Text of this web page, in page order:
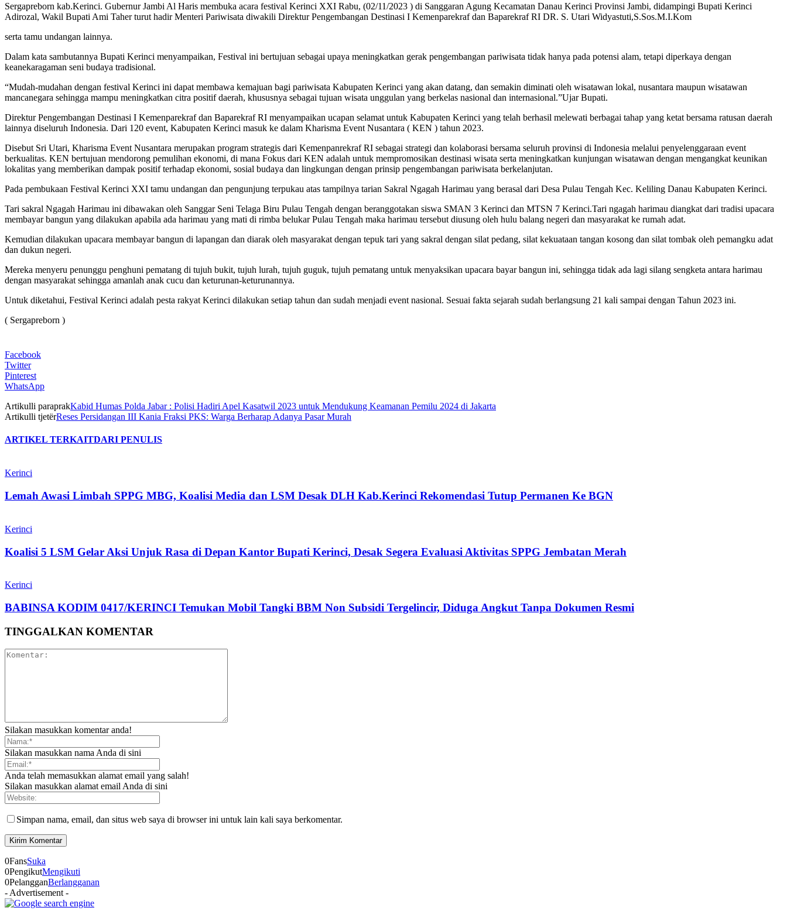
Sergapreborn kab.Kerinci. Gubernur Jambi Al Haris membuka acara festival Kerinci XXI Rabu, (02/11/2023 ) di Sanggaran Agung Kecamatan Danau Kerinci Provinsi Jambi, didampingi Bupati Kerinci
Adirozal, Wakil Bupati Ami Taher turut hadir Menteri Pariwisata diwakili Direktur Pengembangan Destinasi I Kemenparekraf dan Baparekraf RI DR. S. Utari Widyastuti,S.Sos.M.I.Kom
serta tamu undangan lainnya.
Dalam kata sambutannya Bupati Kerinci menyampaikan, Festival ini bertujuan sebagai upaya meningkatkan gerak pengembangan pariwisata tidak hanya pada potensi alam, tetapi diperkaya dengan
keanekaragaman seni budaya tradisional.
“Mudah-mudahan dengan festival Kerinci ini dapat membawa kemajuan bagi pariwisata Kabupaten Kerinci yang akan datang, dan semakin diminati oleh wisatawan lokal, nusantara maupun wisatawan
mancanegara sehingga mampu meningkatkan citra positif daerah, khususnya sebagai tujuan wisata unggulan yang berkelas nasional dan internasional.”Ujar Bupati.
Direktur Pengembangan Destinasi I Kemenparekraf dan Baparekraf RI menyampaikan ucapan selamat untuk Kabupaten Kerinci yang telah berhasil melewati berbagai tahap yang ketat bersama ratusan daerah
lainnya diseluruh Indonesia. Dari 120 event, Kabupaten Kerinci masuk ke dalam Kharisma Event Nusantara ( KEN ) tahun 2023.
Disebut Sri Utari, Kharisma Event Nusantara merupakan program strategis dari Kemenpanrekraf RI sebagai strategi dan kolaborasi bersama seluruh provinsi di Indonesia melalui penyelenggaraan event
berkualitas. KEN bertujuan mendorong pemulihan ekonomi, di mana Fokus dari KEN adalah untuk mempromosikan destinasi wisata serta meningkatkan kunjungan wisatawan dengan mengangkat keunikan
lokalitas yang memberikan dampak positif terhadap ekonomi, sosial budaya dan lingkungan dengan prinsip pengembangan pariwisata berkelanjutan.
Pada pembukaan Festival Kerinci XXI tamu undangan dan pengunjung terpukau atas tampilnya tarian Sakral Ngagah Harimau yang berasal dari Desa Pulau Tengah Kec. Keliling Danau Kabupaten Kerinci.
Tari sakral Ngagah Harimau ini dibawakan oleh Sanggar Seni Telaga Biru Pulau Tengah dengan beranggotakan siswa SMAN 3 Kerinci dan MTSN 7 Kerinci.Tari ngagah harimau diangkat dari tradisi upacara
membayar bangun yang dilakukan apabila ada harimau yang mati di rimba belukar Pulau Tengah maka harimau tersebut diusung oleh hulu balang negeri dan masyarakat ke rumah adat.
Kemudian dilakukan upacara membayar bangun di lapangan dan diarak oleh masyarakat dengan tepuk tari yang sakral dengan silat pedang, silat kekuataan tangan kosong dan silat tombak oleh pemangku adat
dan dukun negeri.
Mereka menyeru penunggu penghuni pematang di tujuh bukit, tujuh lurah, tujuh guguk, tujuh pematang untuk menyaksikan upacara bayar bangun ini, sehingga tidak ada lagi silang sengketa antara harimau
dengan masyarakat sehingga amanlah anak cucu dan keturunan-keturunannya.
Untuk diketahui, Festival Kerinci adalah pesta rakyat Kerinci dilakukan setiap tahun dan sudah menjadi event nasional. Sesuai fakta sejarah sudah berlangsung 21 kali sampai dengan Tahun 2023 ini.
( Sergapreborn )
Facebook
Twitter
Pinterest
WhatsApp
Artikulli paraprakKabid Humas Polda Jabar : Polisi Hadiri Apel Kasatwil 2023 untuk Mendukung Keamanan Pemilu 2024 di Jakarta
Artikulli tjetërReses Persidangan III Kania Fraksi PKS: Warga Berharap Adanya Pasar Murah
ARTIKEL TERKAITDARI PENULIS
Kerinci
Lemah Awasi Limbah SPPG MBG, Koalisi Media dan LSM Desak DLH Kab.Kerinci Rekomendasi Tutup Permanen Ke BGN
Kerinci
Koalisi 5 LSM Gelar Aksi Unjuk Rasa di Depan Kantor Bupati Kerinci, Desak Segera Evaluasi Aktivitas SPPG Jembatan Merah
Kerinci
BABINSA KODIM 0417/KERINCI Temukan Mobil Tangki BBM Non Subsidi Tergelincir, Diduga Angkut Tanpa Dokumen Resmi
TINGGALKAN KOMENTAR
Silakan masukkan komentar anda!
Silakan masukkan nama Anda di sini
Anda telah memasukkan alamat email yang salah!
Silakan masukkan alamat email Anda di sini
Simpan nama, email, dan situs web saya di browser ini untuk lain kali saya berkomentar.
0FansSuka
0PengikutMengikuti
0PelangganBerlangganan
- Advertisement -